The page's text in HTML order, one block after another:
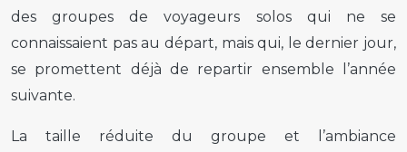
des groupes de voyageurs solos qui ne se
connaissaient pas au départ, mais qui, le dernier jour,
se promettent déjà de repartir ensemble l’année
suivante.
La taille réduite du groupe et l’ambiance